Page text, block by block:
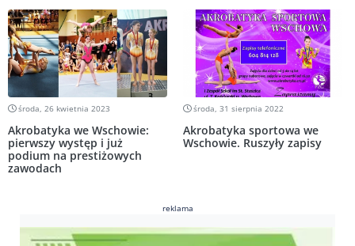
środa, 26 kwietnia 2023
Akrobatyka we Wschowie:
pierwszy występ i już
podium na prestiżowych
zawodach
środa, 31 sierpnia 2022
Akrobatyka sportowa we
Wschowie. Ruszyły zapisy
reklama